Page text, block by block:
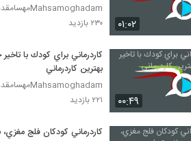
۰۱:۰۲
Mahsamoghadamمهسامقدم
۲۳۰ بازدید
۰۰:۴۹
كاردرماني براي كودك با تاخير
بهترين كاردرماني
Mahsamoghadamمهسامقدم
۲۲۱ بازدید
كاردرماني كودكان فلج مغزي،